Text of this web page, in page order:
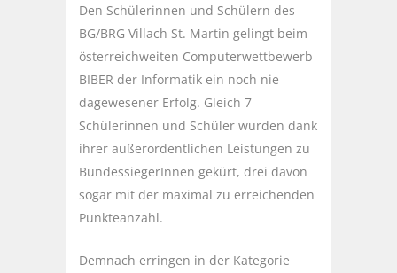
Den Schülerinnen und Schülern des
BG/BRG Villach St. Martin gelingt beim
österreichweiten Computerwettbewerb
BIBER der Informatik ein noch nie
dagewesener Erfolg. Gleich 7
Schülerinnen und Schüler wurden dank
ihrer außerordentlichen Leistungen zu
BundessiegerInnen gekürt, drei davon
sogar mit der maximal zu erreichenden
Punkteanzahl.
Demnach erringen in der Kategorie